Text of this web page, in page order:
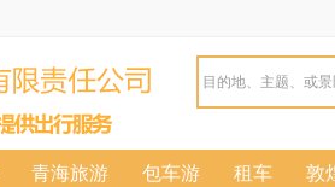
青海旅游 包车游 租车 敦